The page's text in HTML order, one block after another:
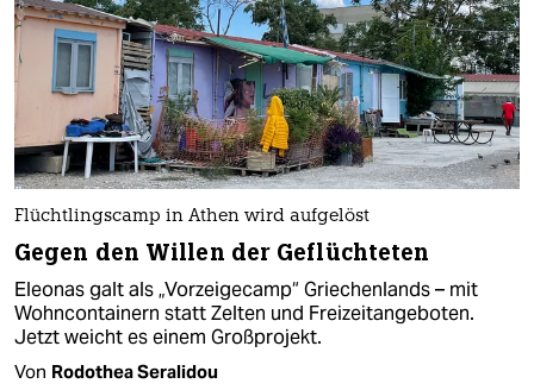
Flüchtlingscamp in Athen wird aufgelöst
Gegen den Willen der Geflüchteten
Eleonas galt als „Vorzeigecamp“ Griechenlands – mit
Wohncontainern statt Zelten und Freizeitangeboten.
Jetzt weicht es einem Großprojekt.
Von Rodothea Seralidou